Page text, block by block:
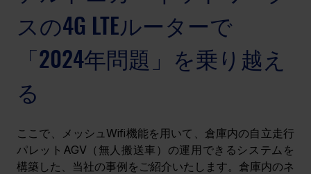
スの4G LTEルーターで
「2024年問題」を乗り越え
る
ここで、メッシュWifi機能を用いて、倉庫内の自立走行
パレットAGV（無人搬送車）の運用できるシステムを
構築した、当社の事例をご紹介いたします。倉庫内のネ